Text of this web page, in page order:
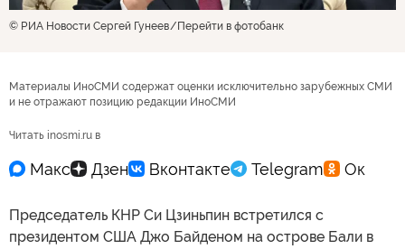
© РИА Новости Сергей Гунеев Перейти в фотобанк
Материалы ИноСМИ содержат оценки исключительно зарубежных СМИ
и не отражают позицию редакции ИноСМИ
Читать inosmi.ru в
Председатель КНР Си Цзиньпин встретился с
президентом США Джо Байденом на острове Бали в